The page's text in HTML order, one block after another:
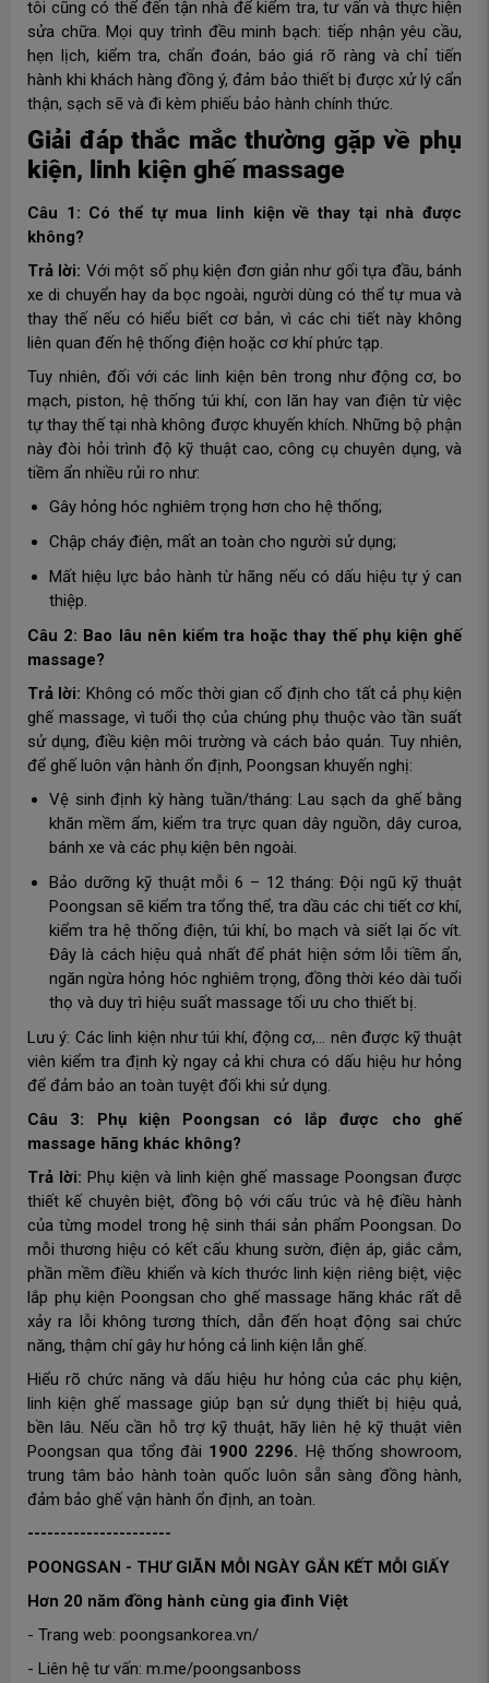
tôi cũng có thể đến tận nhà để kiểm tra, tư vấn và thực hiện
sửa chữa. Mọi quy trình đều minh bạch: tiếp nhận yêu cầu,
hẹn lịch, kiểm tra, chẩn đoán, báo giá rõ ràng và chỉ tiến
hành khi khách hàng đồng ý, đảm bảo thiết bị được xử lý cẩn
thận, sạch sẽ và đi kèm phiếu bảo hành chính thức.
Giải đáp thắc mắc thường gặp về phụ
kiện, linh kiện ghế massage
Câu 1: Có thể tự mua linh kiện về thay tại nhà được
không?
Trả lời: Với một số phụ kiện đơn giản như gối tựa đầu, bánh
xe di chuyển hay da bọc ngoài, người dùng có thể tự mua và
thay thế nếu có hiểu biết cơ bản, vì các chi tiết này không
liên quan đến hệ thống điện hoặc cơ khí phức tạp.
Tuy nhiên, đối với các linh kiện bên trong như động cơ, bo
mạch, piston, hệ thống túi khí, con lăn hay van điện từ việc
tự thay thế tại nhà không được khuyến khích. Những bộ phận
này đòi hỏi trình độ kỹ thuật cao, công cụ chuyên dụng, và
tiềm ẩn nhiều rủi ro như:
Gây hỏng hóc nghiêm trọng hơn cho hệ thống;
Chập cháy điện, mất an toàn cho người sử dụng;
Mất hiệu lực bảo hành từ hãng nếu có dấu hiệu tự ý can
thiệp.
Câu 2: Bao lâu nên kiểm tra hoặc thay thế phụ kiện ghế
massage?
Trả lời: Không có mốc thời gian cố định cho tất cả phụ kiện
ghế massage, vì tuổi thọ của chúng phụ thuộc vào tần suất
sử dụng, điều kiện môi trường và cách bảo quản. Tuy nhiên,
để ghế luôn vận hành ổn định, Poongsan khuyến nghị:
Vệ sinh định kỳ hàng tuần/tháng: Lau sạch da ghế bằng
khăn mềm ẩm, kiểm tra trực quan dây nguồn, dây curoa,
bánh xe và các phụ kiện bên ngoài.
Bảo dưỡng kỹ thuật mỗi 6 – 12 tháng: Đội ngũ kỹ thuật
Poongsan sẽ kiểm tra tổng thể, tra dầu các chi tiết cơ khí,
kiểm tra hệ thống điện, túi khí, bo mạch và siết lại ốc vít.
Đây là cách hiệu quả nhất để phát hiện sớm lỗi tiềm ẩn,
ngăn ngừa hỏng hóc nghiêm trọng, đồng thời kéo dài tuổi
thọ và duy trì hiệu suất massage tối ưu cho thiết bị.
Lưu ý: Các linh kiện như túi khí, động cơ,... nên được kỹ thuật
viên kiểm tra định kỳ ngay cả khi chưa có dấu hiệu hư hỏng
để đảm bảo an toàn tuyệt đối khi sử dụng.
Câu 3: Phụ kiện Poongsan có lắp được cho ghế
massage hãng khác không?
Trả lời:Phụ kiện và linh kiện ghế massage Poongsan được
thiết kế chuyên biệt, đồng bộ với cấu trúc và hệ điều hành
của từng model trong hệ sinh thái sản phẩm Poongsan. Do
mỗi thương hiệu có kết cấu khung sườn, điện áp, giắc cắm,
phần mềm điều khiển và kích thước linh kiện riêng biệt, việc
lắp phụ kiện Poongsan cho ghế massage hãng khác rất dễ
xảy ra lỗi không tương thích, dẫn đến hoạt động sai chức
năng, thậm chí gây hư hỏng cả linh kiện lẫn ghế.
Hiểu rõ chức năng và dấu hiệu hư hỏng của các phụ kiện,
linh kiện ghế massage giúp bạn sử dụng thiết bị hiệu quả,
bền lâu. Nếu cần hỗ trợ kỹ thuật, hãy liên hệ kỹ thuật viên
Poongsan qua tổng đài 1900 2296. Hệ thống showroom,
trung tâm bảo hành toàn quốc luôn sẵn sàng đồng hành,
đảm bảo ghế vận hành ổn định, an toàn.
----------------------
POONGSAN - THƯ GIÃN MỖI NGÀY GẮN KẾT MỖI GIẤY
Hơn 20 năm đồng hành cùng gia đình Việt
- Trang web: poongsankorea.vn/
- Liên hệ tư vấn: m.me/poongsanboss